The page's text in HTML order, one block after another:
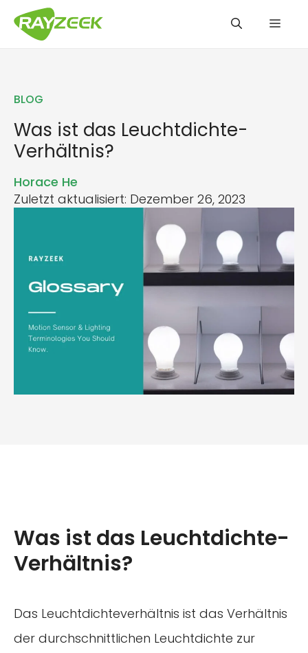
Inhalt
BLOG
Was ist das Leuchtdichte-
Verhältnis?
Horace He
Zuletzt aktualisiert: Dezember 26, 2023
Was ist das Leuchtdichte-
Verhältnis?
Das Leuchtdichteverhältnis ist das Verhältnis
der durchschnittlichen Leuchtdichte zur